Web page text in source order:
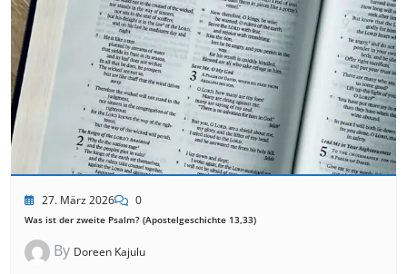
27. März 2026 0
Was ist der zweite Psalm? (Apostelgeschichte 13,33)
By Doreen Kajulu